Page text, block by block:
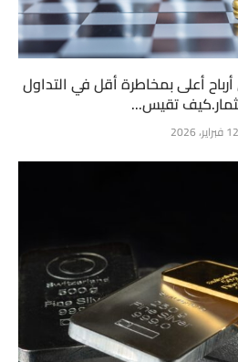
أعلى بمخاطرة أقل في التداول
تقيس...
12 فبراير، 2026